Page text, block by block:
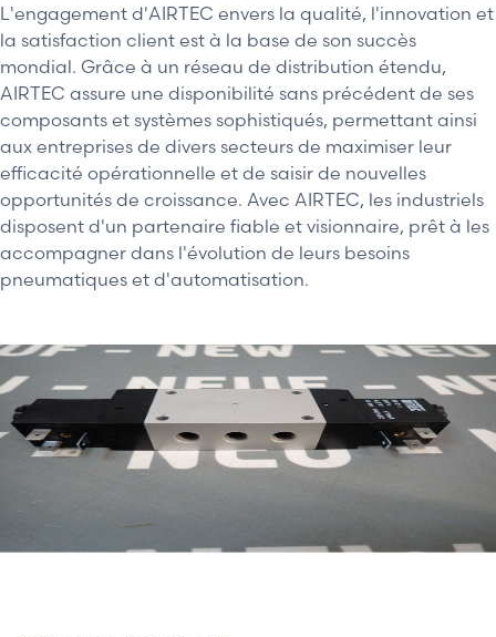
L'engagement d'AIRTEC envers la qualité, l'innovation et
la satisfaction client est à la base de son succès
mondial. Grâce à un réseau de distribution étendu,
AIRTEC assure une disponibilité sans précédent de ses
composants et systèmes sophistiqués, permettant ainsi
aux entreprises de divers secteurs de maximiser leur
efficacité opérationnelle et de saisir de nouvelles
opportunités de croissance. Avec AIRTEC, les industriels
disposent d'un partenaire fiable et visionnaire, prêt à les
accompagner dans l'évolution de leurs besoins
pneumatiques et d'automatisation.